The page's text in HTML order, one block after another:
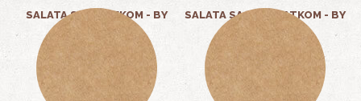
SALATA SA BIFTEKOM - BY
SELMA KARIĆ
25,00 KM
SALATA SA KARABATKOM - BY
SELMA KARIĆ
12,00 KM